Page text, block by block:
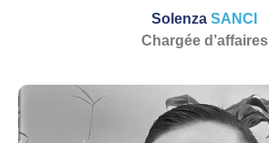
Solenza SANCI
Chargée d’affaires